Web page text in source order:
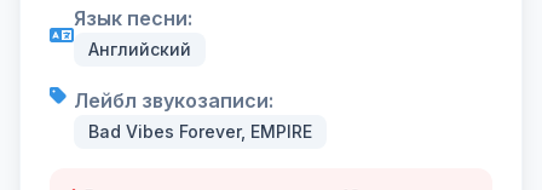
Язык песни:
Английский
Лейбл звукозаписи:
Bad Vibes Forever, EMPIRE